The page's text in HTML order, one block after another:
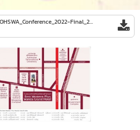
Program_Overview_-_OHSWA_Conference_2022-Final_200722.pdf